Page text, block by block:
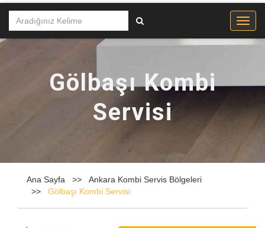
Gölbaşı Kombi
Servisi
Ana Sayfa
Ankara Kombi Servis Bölgeleri
Gölbaşı Kombi Servisi